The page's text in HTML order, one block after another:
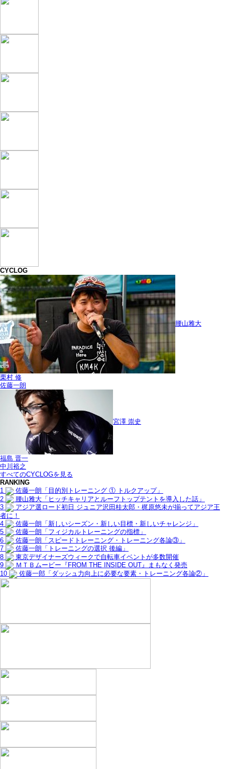
CYCLOG
腰山雅大
栗村 修
佐藤一朗
宮澤 崇史
福島 晋一
中川裕之
すべてのCYCLOGを見る
RANKING
1
佐藤一朗「目的別トレーニング ① トルクアップ」
2
腰山雅大「ヒッチキャリアとルーフトップテントを導入した話」
3
アジア選ロード初日 ジュニア沢田桂太郎・梶原悠未が揃ってアジア王
者に！
4
佐藤一朗「新しいシーズン・新しい目標・新しいチャレンジ」
5
佐藤一朗「フィジカルトレーニングの指標」
6
佐藤一朗「スピードトレーニング・トレーニング各論③」
7
佐藤一朗「トレーニングの選択 後編」
8
東京デザイナーズウィークで自転車イベントが多数開催
9
ＭＴＢムービー『FROM THE INSIDE OUT』まもなく発売
10
佐藤一郎「ダッシュ力向上に必要な要素・トレーニング各論②」